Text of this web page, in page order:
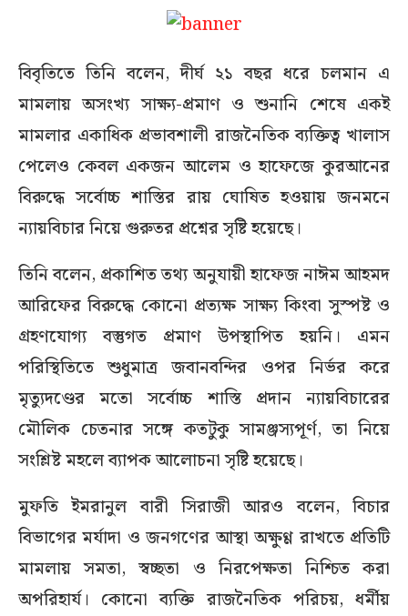
বিবৃতিতে তিনি বলেন, দীর্ঘ ২১ বছর ধরে চলমান এ
মামলায় অসংখ্য সাক্ষ্য-প্রমাণ ও শুনানি শেষে একই
মামলার একাধিক প্রভাবশালী রাজনৈতিক ব্যক্তিত্ব খালাস
পেলেও কেবল একজন আলেম ও হাফেজে কুরআনের
বিরুদ্ধে সর্বোচ্চ শাস্তির রায় ঘোষিত হওয়ায় জনমনে
ন্যায়বিচার নিয়ে গুরুতর প্রশ্নের সৃষ্টি হয়েছে।
তিনি বলেন, প্রকাশিত তথ্য অনুযায়ী হাফেজ নাঈম আহমদ
আরিফের বিরুদ্ধে কোনো প্রত্যক্ষ সাক্ষ্য কিংবা সুস্পষ্ট ও
গ্রহণযোগ্য বস্তুগত প্রমাণ উপস্থাপিত হয়নি। এমন
পরিস্থিতিতে শুধুমাত্র জবানবন্দির ওপর নির্ভর করে
মৃত্যুদণ্ডের মতো সর্বোচ্চ শাস্তি প্রদান ন্যায়বিচারের
মৌলিক চেতনার সঙ্গে কতটুকু সামঞ্জস্যপূর্ণ, তা নিয়ে
সংশ্লিষ্ট মহলে ব্যাপক আলোচনা সৃষ্টি হয়েছে।
মুফতি ইমরানুল বারী সিরাজী আরও বলেন, বিচার
বিভাগের মর্যাদা ও জনগণের আস্থা অক্ষুণ্ণ রাখতে প্রতিটি
মামলায় সমতা, স্বচ্ছতা ও নিরপেক্ষতা নিশ্চিত করা
অপরিহার্য। কোনো ব্যক্তি রাজনৈতিক পরিচয়, ধর্মীয়